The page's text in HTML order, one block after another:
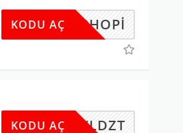
2019HOPI
KODU AÇ
YLDZT
KODU AÇ